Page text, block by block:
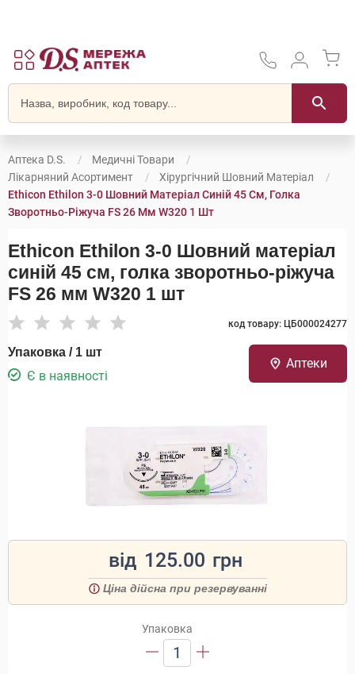
Аптека D.S.
Медичні Товари
Лікарняний Асортимент
Хірургічний Шовний Матеріал
Ethicon Ethilon 3-0 Шовний Матеріал Синій 45 См, Голка
Зворотньо-Ріжуча FS 26 Мм W320 1 Шт
Ethicon Ethilon 3-0 Шовний матеріал
синій 45 см, голка зворотньо-ріжуча
FS 26 мм W320 1 шт
код товару: ЦБ000024277
Упаковка / 1 шт
Є в наявності
Аптеки
від 125.00 грн
Ціна дійсна при резервуванні
Упаковка
1